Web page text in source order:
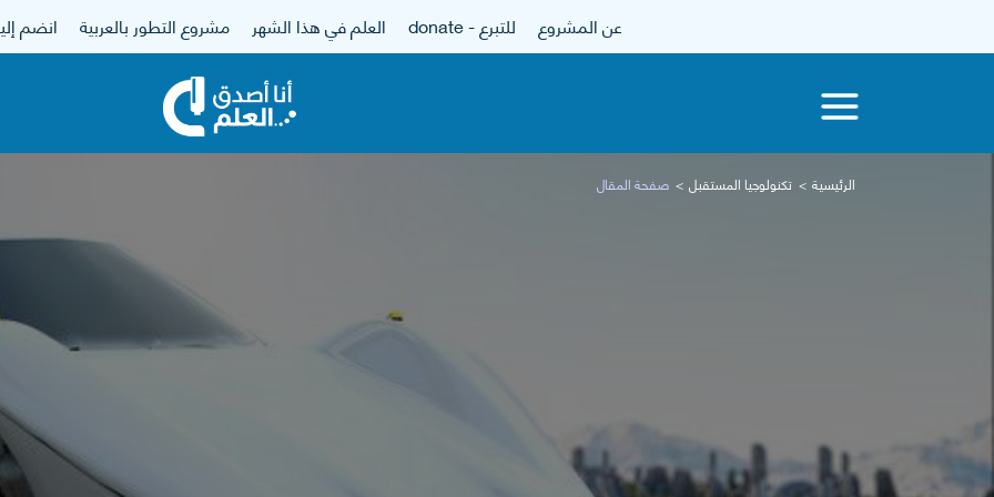
عن المشروع للتبرع - donate العلم في هذا الشهر مشروع التطور بالعربية انضم
الرئيسية تكنولوجيا المستقبل صفحة المقال